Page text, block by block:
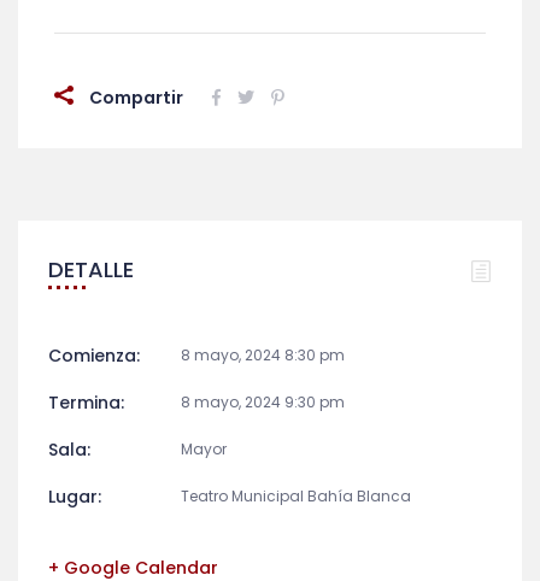
Compartir
DETALLE
Comienza: 8 mayo, 2024 8:30 pm
Termina: 8 mayo, 2024 9:30 pm
Sala: Mayor
Lugar: Teatro Municipal Bahía Blanca
+ Google Calendar